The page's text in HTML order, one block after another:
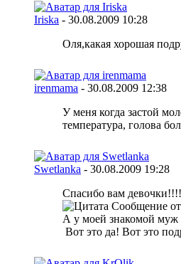
Iriska - 30.08.2009 10:28
Оля,какая хорошая
irenmama - 30.08.2009 12:38
У меня когда застой
температура, голова
Swetlanka - 30.08.2009 19:28
Спасибо вам
Сообщение от
А у моей знакомой муж
Вот это да! Вот это